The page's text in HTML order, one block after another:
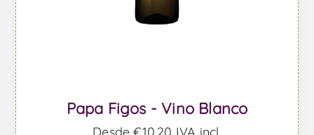
Papa Figos - Vino Blanco